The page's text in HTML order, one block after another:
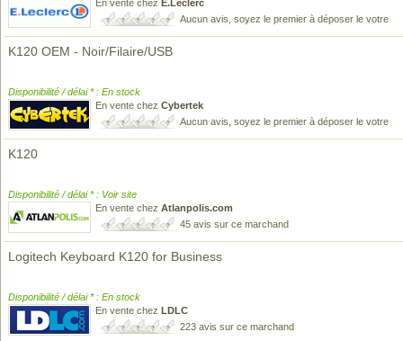
En vente chez E.Leclerc
Aucun avis, soyez le premier à déposer le votre
K120 OEM - Noir/Filaire/USB
Disponibilité / délai * : En stock
En vente chez Cybertek
Aucun avis, soyez le premier à déposer le votre
K120
Disponibilité / délai * : Voir site
En vente chez Atlanpolis.com
45 avis sur ce marchand
Logitech Keyboard K120 for Business
Disponibilité / délai * : En stock
En vente chez LDLC
223 avis sur ce marchand